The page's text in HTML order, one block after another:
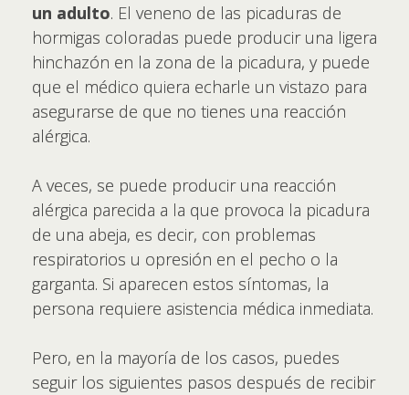
un adulto. El veneno de las picaduras de
hormigas coloradas puede producir una ligera
hinchazón en la zona de la picadura, y puede
que el médico quiera echarle un vistazo para
asegurarse de que no tienes una reacción
alérgica.
A veces, se puede producir una reacción
alérgica parecida a la que provoca la picadura
de una abeja, es decir, con problemas
respiratorios u opresión en el pecho o la
garganta. Si aparecen estos síntomas, la
persona requiere asistencia médica inmediata.
Pero, en la mayoría de los casos, puedes
seguir los siguientes pasos después de recibir